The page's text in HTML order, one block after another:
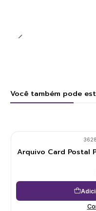
Você também pode
3628
Arquivo Card Postal